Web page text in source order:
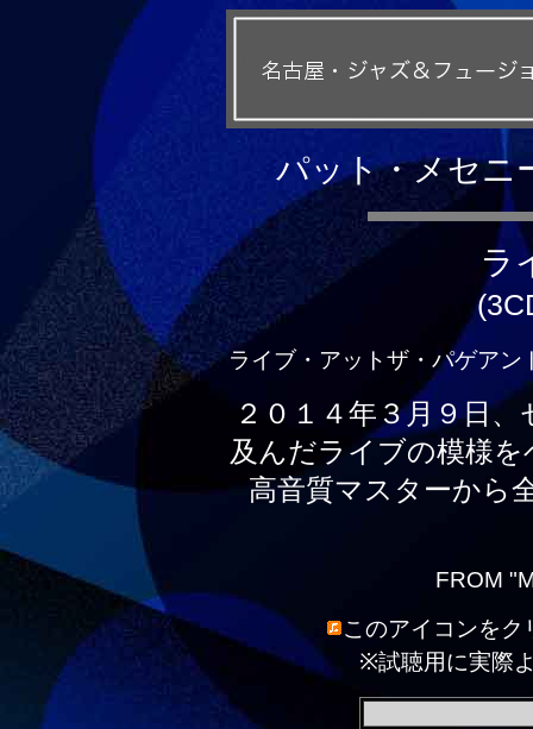
パット・メセニ
ラ
ライブ・アットザ・パゲア
２０１４年３月９日
及んだライブの模様
高音質マスターから
FROM
このアイコンを
※試聴用に実際